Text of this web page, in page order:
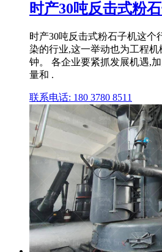
时产30吨反击式粉
时产30吨反击式粉石子机这个
染的行业,这一举动也为工程
钟。 各企业要紧抓发展机遇,
量和 .
联系电话: 180 3780 8511